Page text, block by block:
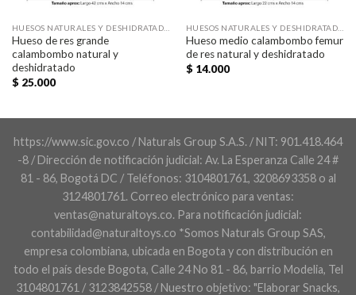
Hueso de res grande
calambombo natural y
deshidratado
$25.000
Hueso medio calambombo femur
de res natural y deshidratado
$14.000
https://www.sic.gov.co / Naturals Group S.A.S. / NIT: 901.418.464
-8 / Dirección de notificación judicial: Av. La Esperanza Calle 24 #
81 - 86, Bogotá DC / Teléfonos: 3104801761, 3208693358 o al
3124801761. Correo electrónico para ventas:
ventas@naturaltoys.co. Para notificación judicial:
contabilidad@naturaltoys.co *Somos Naturals Group SAS,
empresa colombiana, ubicada en Bogota y con distribución en
todo el país desde Bogota, Calle 24 No 81 - 86, barrio Modelia, Tel
3104801761 / 3123842558 / Nuestro objetivo: "Elaborar Snacks,